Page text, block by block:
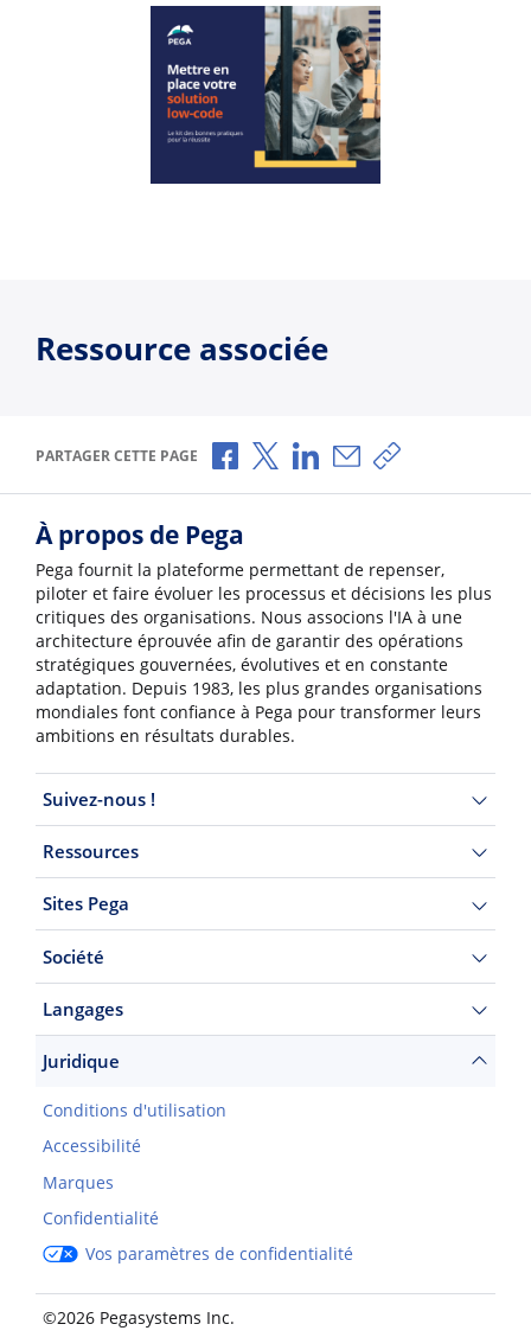
Ressource associée
PARTAGER CETTE PAGE Partager via Facebook
Partager via X
Partager via LinkedIn
Partager par e-mail
Copier le lien
À propos de Pega
Pega fournit la plateforme permettant de repenser,
piloter et faire évoluer les processus et décisions les plus
critiques des organisations. Nous associons l'IA à une
architecture éprouvée afin de garantir des opérations
stratégiques gouvernées, évolutives et en constante
adaptation. Depuis 1983, les plus grandes organisations
mondiales font confiance à Pega pour transformer leurs
ambitions en résultats durables.
Suivez-nous !
Ressources
Sites Pega
Société
Langages
Juridique
Conditions d'utilisation
Accessibilité
Marques
Confidentialité
Vos paramètres de confidentialité
©2026 Pegasystems Inc.